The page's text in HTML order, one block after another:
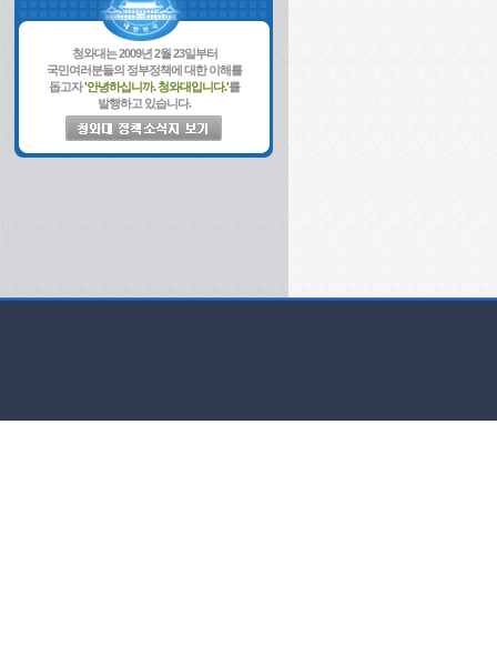
청와대는 2009년 2월 23일부터
국민여러분들의 정부정책에 대한 이해를
돕고자'안녕하십니까. 청와대입니다.'를
발행하고 있습니다.